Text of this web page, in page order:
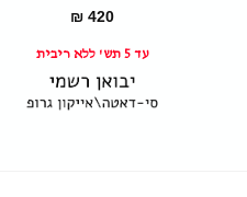
₪ 420
עד 5 תש' ללא ריבית